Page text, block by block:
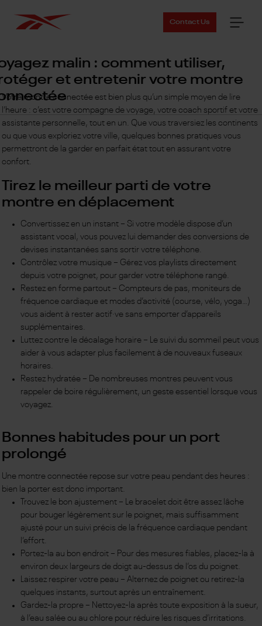
Contact Us
malin : comment utiliser,
et entretenir votre montre
Votre montre connectée est bien plus qu’un simple moyen de lire
l’heure : c’est votre compagne de voyage, votre coach sportif et votre
assistante personnelle, tout en un. Que vous traversiez les continents
ou que vous exploriez votre ville, quelques bonnes pratiques vous
permettront de la garder en parfait état tout en assurant votre
confort.
Tirez le meilleur parti de votre
montre en déplacement
Convertissez en un instant – Si votre modèle dispose d’un
assistant vocal, vous pouvez lui demander des conversions de
devises instantanées sans sortir votre téléphone.
Contrôlez votre musique – Gérez vos playlists directement
depuis votre poignet, pour garder votre téléphone rangé.
Restez en forme partout – Compteurs de pas, moniteurs de
fréquence cardiaque et modes d’activité (course, vélo, yoga…)
vous aident à rester actif·ve sans emporter d’appareils
supplémentaires.
Luttez contre le décalage horaire – Le suivi du sommeil peut vous
aider à vous adapter plus facilement à de nouveaux fuseaux
horaires.
Restez hydratée – De nombreuses montres peuvent vous
rappeler de boire régulièrement, un geste essentiel lorsque vous
voyagez.
Bonnes habitudes pour un port
prolongé
Une montre connectée repose sur votre peau pendant des heures :
bien la porter est donc important.
Trouvez le bon ajustement – Le bracelet doit être assez lâche
pour bouger légèrement sur le poignet, mais suffisamment
ajusté pour un suivi précis de la fréquence cardiaque pendant
l’effort.
Portez-la au bon endroit – Pour des mesures fiables, placez-la à
environ deux largeurs de doigt au-dessus de l’os du poignet.
Laissez respirer votre peau – Alternez de poignet ou retirez-la
quelques instants, surtout après un entraînement.
Gardez-la propre – Nettoyez-la après toute exposition à la sueur,
à l’eau salée ou au chlore pour réduire les risques d’irritations.